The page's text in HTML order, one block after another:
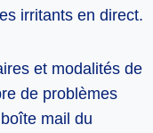
irritants en direct.
et modalités de
de problèmes
mail du